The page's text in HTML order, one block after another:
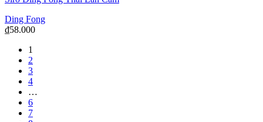
Ding Fong
₫58.000
1
2
3
4
…
6
7